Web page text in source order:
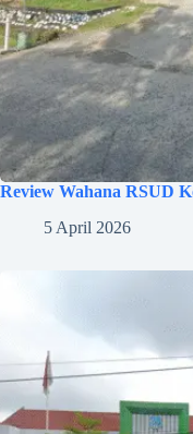
Review Wahana RSUD
5 April 2026